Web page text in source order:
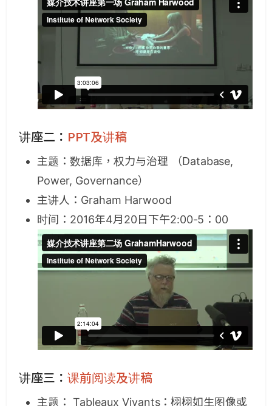
讲座二： PPT及讲稿
主题：数据库，权力与治理 （Database,
Power, Governance）
主讲人：Graham Harwood
时间：2016年4月20日下午2:00-5：00
讲座三：课前阅读及讲稿
主题： Tableaux Vivants：栩栩如生图像或